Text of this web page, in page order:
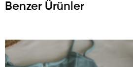
Benzer Ürünler